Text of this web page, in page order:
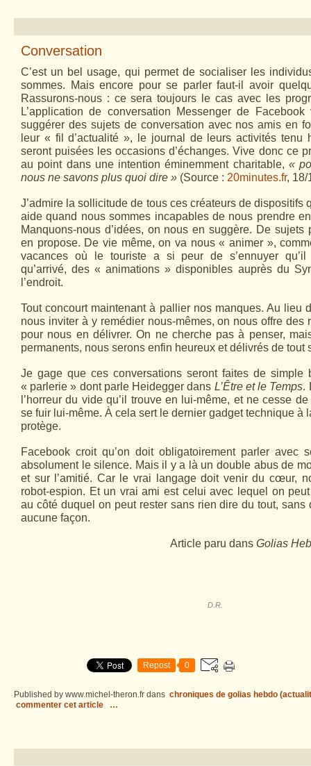
Conversation
C’est un bel usage, qui permet de socialiser les
sommes. Mais encore pour se parler faut-il avoir
Rassurons-nous : ce sera toujours le cas avec les
L’application de conversation Messenger de
suggérer des sujets de conversation avec nos amis en
leur « fil d’actualité », le journal de leurs activités tenu
seront puisées les occasions d’échanges. Vive donc ce
au point dans une intention éminemment charitable, «
nous ne savons plus quoi dire » (Source : 20minutes.fr, 18/
J’admire la sollicitude de tous ces créateurs de dispositifs
aide quand nous sommes incapables de nous prendre
Manquons-nous d’idées, on nous en suggère. De sujets
en propose. De vie même, on va nous « animer »,
vacances où le touriste a si peur de s’ennuyer qu’il
qu’arrivé, des « animations » disponibles auprès du
l’endroit.
Tout concourt maintenant à pallier nos manques. Au lieu
nous inviter à y remédier nous-mêmes, on nous offre des
pour nous en délivrer. On ne cherche pas à penser,
permanents, nous serons enfin heureux et délivrés de tout
Je gage que ces conversations seront faites de simple
« parlerie » dont parle Heidegger dans L’Être et le Temps.
l’horreur du vide qu’il trouve en lui-même, et ne cesse
se fuir lui-même. À cela sert le dernier gadget technique à
protège.
Facebook croit qu’on doit obligatoirement parler avec
absolument le silence. Mais il y a là un double abus de
et sur l’amitié. Car le vrai langage doit venir du cœur,
robot-espion. Et un vrai ami est celui avec lequel on
au côté duquel on peut rester sans rien dire du tout, sans
aucune façon.
Article paru dans Golias
D.R.
Repost 0
Published by www.michel-theron.fr dans chroniques de golias hebdo
commenter cet article
…